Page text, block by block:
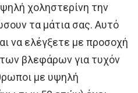
χοληστερίνη την
τα μάτια σας. Αυτό
να ελέγξετε με προσοχή
βλεφάρων για τυχόν
με υψηλή